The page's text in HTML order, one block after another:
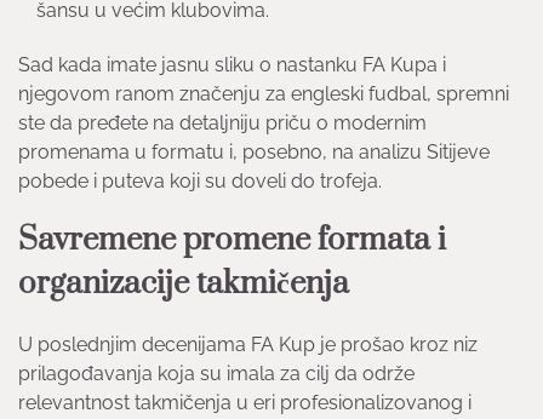
šansu u većim klubovima.
Sad kada imate jasnu sliku o nastanku FA Kupa i
njegovom ranom značenju za engleski fudbal, spremni
ste da pređete na detaljniju priču o modernim
promenama u formatu i, posebno, na analizu Sitijeve
pobede i puteva koji su doveli do trofeja.
Savremene promene formata i
organizacije takmičenja
U poslednjim decenijama FA Kup je prošao kroz niz
prilagođavanja koja su imala za cilj da održe
relevantnost takmičenja u eri profesionalizovanog i